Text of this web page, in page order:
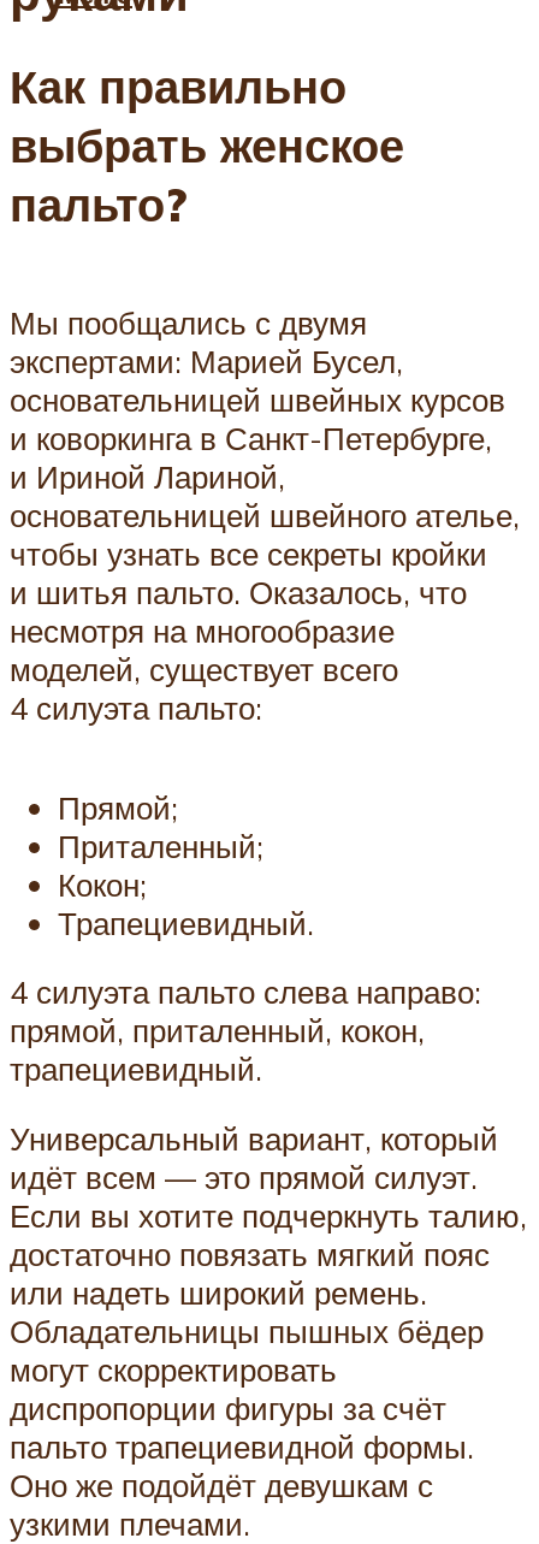
Как правильно
выбрать женское
пальто?
Мы пообщались с двумя
экспертами: Марией Бусел,
основательницей швейных курсов
и коворкинга в Санкт-Петербурге,
и Ириной Лариной,
основательницей швейного ателье,
чтобы узнать все секреты кройки
и шитья пальто. Оказалось, что
несмотря на многообразие
моделей, существует всего
4 силуэта пальто:
Прямой;
Приталенный;
Кокон;
Трапециевидный.
4 силуэта пальто слева направо:
прямой, приталенный, кокон,
трапециевидный.
Универсальный вариант, который
идёт всем — это прямой силуэт.
Если вы хотите подчеркнуть талию,
достаточно повязать мягкий пояс
или надеть широкий ремень.
Обладательницы пышных бёдер
могут скорректировать
диспропорции фигуры за счёт
пальто трапециевидной формы.
Оно же подойдёт девушкам с
узкими плечами.